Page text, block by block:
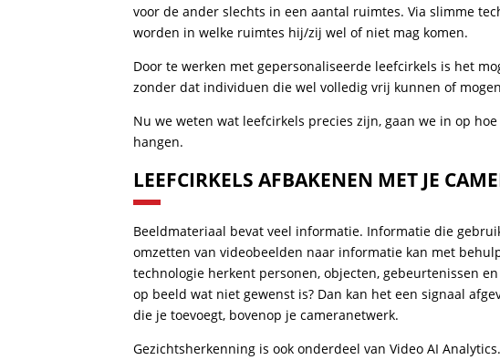
voor de ander slechts in een aantal ruimtes. Via slimme
worden in welke ruimtes hij/zij wel of niet mag komen.
Door te werken met gepersonaliseerde leefcirkels is het
zonder dat individuen die wel volledig vrij kunnen of
Nu we weten wat leefcirkels precies zijn, gaan we in op
hangen.
LEEFCIRKELS AFBAKENEN MET JE
Beeldmateriaal bevat veel informatie. Informatie die
omzetten van videobeelden naar informatie kan met
technologie herkent personen, objecten, gebeurtenissen
op beeld wat niet gewenst is? Dan kan het een signaal
die je toevoegt, bovenop je cameranetwerk.
Gezichtsherkenning is ook onderdeel van Video AI